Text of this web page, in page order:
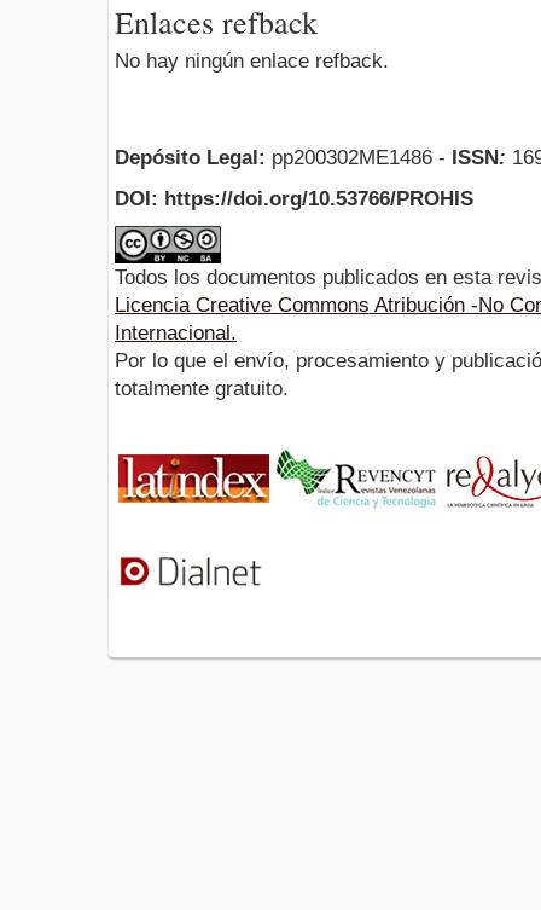
Enlaces refback
No hay ningún enlace refback.
Depósito Legal: pp200302ME1486 - ISSN:
DOI: https://doi.org/10.53766/PROHIS
Todos los documentos publicados en esta
Licencia Creative Commons Atribución -No
Internacional.
Por lo que el envío, procesamiento y
totalmente gratuito.